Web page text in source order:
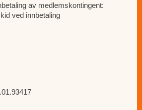
av medlemskontingent:
ved innbetaling